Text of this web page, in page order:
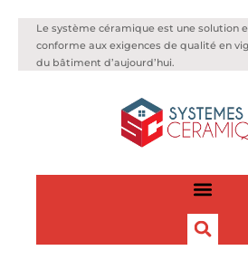
Le système céramique est une solution
conforme aux exigences de qualité en
du bâtiment d’aujourd’hui.